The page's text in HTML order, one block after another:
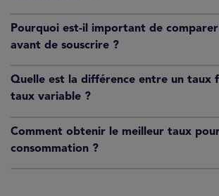
Pourquoi est-il important de
avant de souscrire ?
Quelle est la différence entre un taux
taux variable ?
Comment obtenir le meilleur taux
consommation ?